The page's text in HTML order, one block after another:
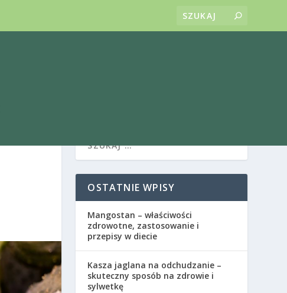
OSTATNIE WPISY
Mangostan – właściwości
zdrowotne, zastosowanie i
przepisy w diecie
Kasza jaglana na odchudzanie –
skuteczny sposób na zdrowie i
sylwetkę